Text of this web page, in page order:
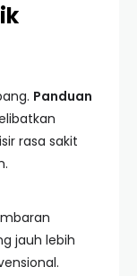
Panduan
rasa sakit
jauh lebih